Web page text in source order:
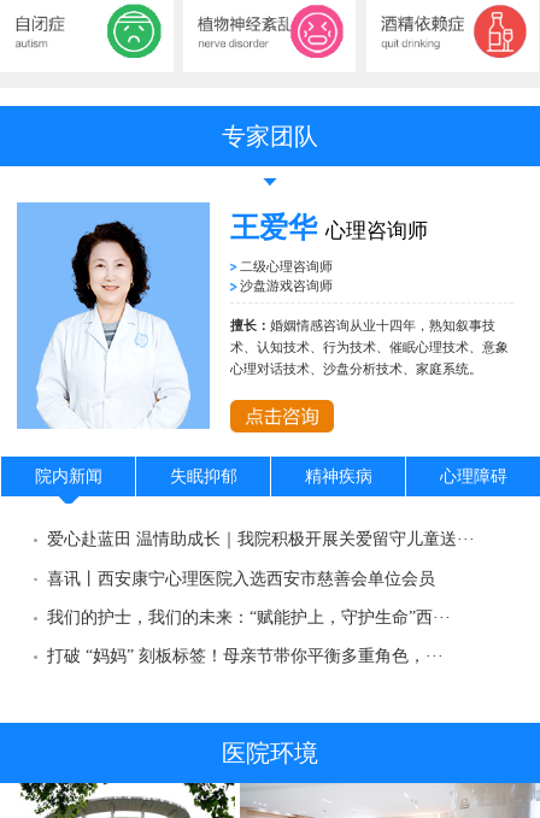
专家团队
王爱华 心理咨询师
二级心理咨询师
沙盘游戏咨询师
擅长：婚姻情感咨询从业十四年，熟知叙事技
术、认知技术、行为技术、催眠心理技术、意象
心理对话技术、沙盘分析技术、家庭系统。
院内新闻 失眠抑郁 精神疾病 心理障碍
爱心赴蓝田 温情助成长｜我院积极开展关爱留守儿童送···
喜讯丨西安康宁心理医院入选西安市慈善会单位会员
我们的护士，我们的未来：“赋能护上，守护生命”西···
打破 “妈妈” 刻板标签！母亲节带你平衡多重角色，···
医院环境